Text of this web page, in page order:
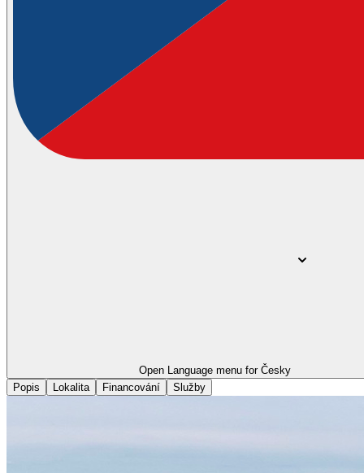
Open Language menu for Česky
Popis
Lokalita Financování Služby